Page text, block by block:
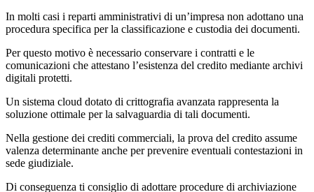
In molti casi i reparti amministrativi di un’impresa non adottano una
procedura specifica per la classificazione e custodia dei documenti.
Per questo motivo è necessario conservare i contratti e le
comunicazioni che attestano l’esistenza del credito mediante archivi
digitali protetti.
Un sistema cloud dotato di crittografia avanzata rappresenta la
soluzione ottimale per la salvaguardia di tali documenti.
Nella gestione dei crediti commerciali, la prova del credito assume
valenza determinante anche per prevenire eventuali contestazioni in
sede giudiziale.
Di conseguenza ti consiglio di adottare procedure di archiviazione